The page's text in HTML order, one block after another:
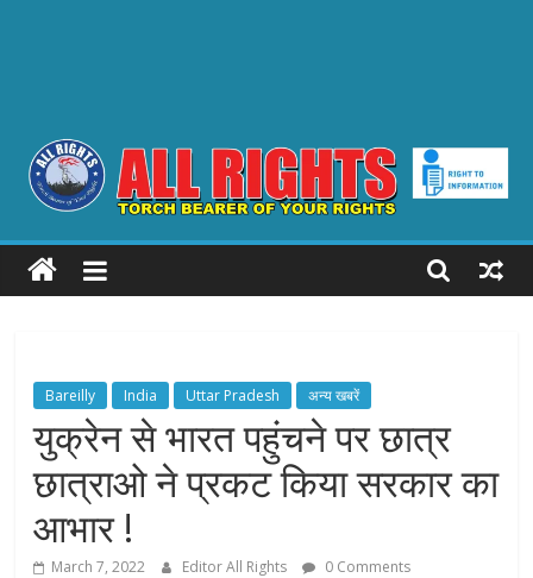
ALL
RIGHTS
Bearer
your
Rights
Bareilly India Uttar Pradesh अन्य खबरें
युक्रेन से भारत पहुंचने पर छात्र
छात्राओ ने प्रकट किया सरकार का
आभार !
March 7, 2022 Editor All Rights 0 Comments